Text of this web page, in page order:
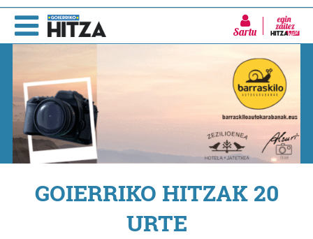
Sartu
GOIERRIKO HITZAK 20
URTE